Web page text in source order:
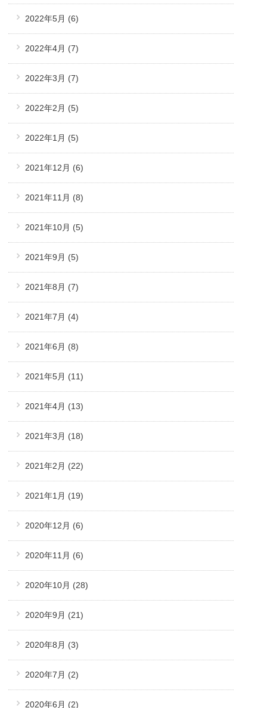
2022年5月 (6)
2022年4月 (7)
2022年3月 (7)
2022年2月 (5)
2022年1月 (5)
2021年12月 (6)
2021年11月 (8)
2021年10月 (5)
2021年9月 (5)
2021年8月 (7)
2021年7月 (4)
2021年6月 (8)
2021年5月 (11)
2021年4月 (13)
2021年3月 (18)
2021年2月 (22)
2021年1月 (19)
2020年12月 (6)
2020年11月 (6)
2020年10月 (28)
2020年9月 (21)
2020年8月 (3)
2020年7月 (2)
2020年6月 (2)